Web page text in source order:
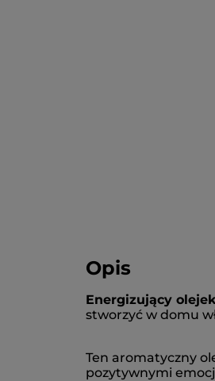
Opis
Energizujący
stworzyć w domu
Ten aromatyczny
pozytywnymi